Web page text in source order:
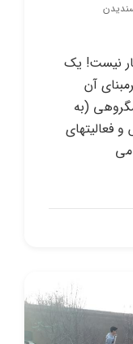
نیست! یک
آن
(به
فعالیتهای